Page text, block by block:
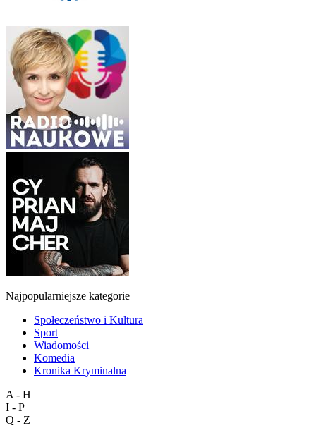
Najpopularniejsze kategorie
Społeczeństwo i Kultura
Sport
Wiadomości
Komedia
Kronika Kryminalna
A - H
I - P
Q - Z